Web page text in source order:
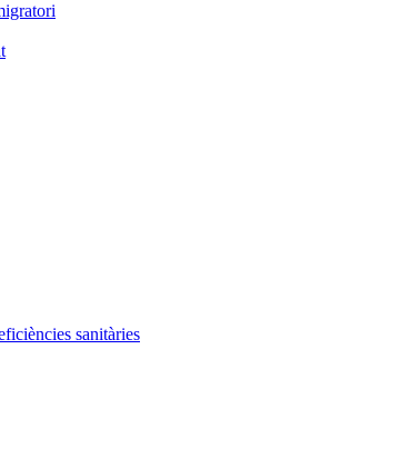
sanitàries